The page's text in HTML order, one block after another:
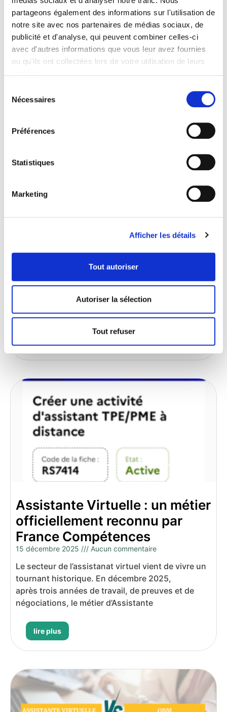
partageons également des informations sur l'utilisation de
notre site avec nos partenaires de médias sociaux, de
publicité et d'analyse, qui peuvent combiner celles-ci
avec d'autres informations que vous leur avez fournies
ou qu'ils ont collectées lors de votre utilisation de leurs
Nécessaires
Préférences
Statistiques
Marketing
Afficher les détails
Tout autoriser
Autoriser la sélection
Tout refuser
lire plus
« Créer une activité d’assistant
TPE/PME à distance » :
certification, formation,
sous le nom d’Assistante Virtuelle, d’Assistante
digitale, connaît depuis plusieurs années une
forte évolution. De plus en plus
Assistante Virtuelle : un métier
officiellement reconnu par
France Compétences
15 décembre 2025 Aucun commentaire
Le secteur de l’assistanat virtuel vient de vivre un
tournant historique. En décembre 2025,
après trois années de travail, de preuves et de
négociations, le métier d’Assistante
lire plus